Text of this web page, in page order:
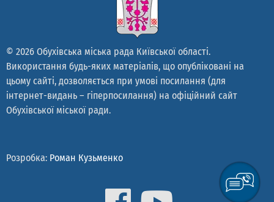
© 2026 Обухівська міська рада Київської області.
Використання будь-яких матеріалів, що опубліковані на
цьому сайті, дозволяється при умові посилання (для
інтернет-видань – гіперпосилання) на офіційний сайт
Обухівської міської ради.
Розробка: Роман Кузьменко